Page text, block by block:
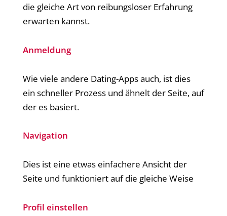
die gleiche Art von reibungsloser Erfahrung
erwarten kannst.
Anmeldung
Wie viele andere Dating-Apps auch, ist dies
ein schneller Prozess und ähnelt der Seite, auf
der es basiert.
Navigation
Dies ist eine etwas einfachere Ansicht der
Seite und funktioniert auf die gleiche Weise
Profil einstellen